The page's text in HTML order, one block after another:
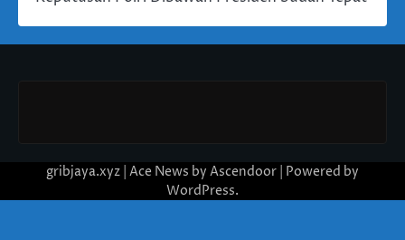
gribjaya.xyz | Ace News by Ascendoor | Powered by
WordPress.